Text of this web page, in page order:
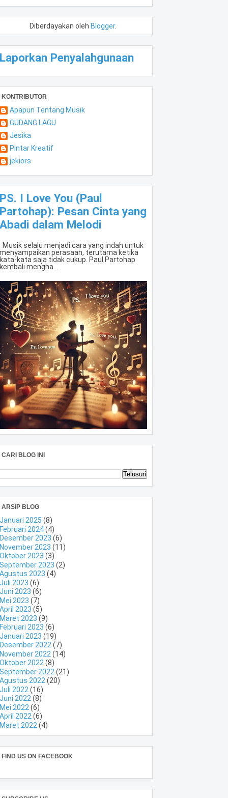
Diberdayakan oleh Blogger.
Penyalahgunaan
KONTRIBUTOR
Apapun Tentang Musik
GUDANG LAGU
Jesika
Pintar Kreatif
jekiors
I Love You (Paul
Pesan Cinta yang
dalam Melodi
selalu menjadi cara yang indah untuk
perasaan, terutama ketika
kata saja tidak cukup. Paul Partohap
mengha...
CARI BLOG INI
ARSIP BLOG
2025 (8)
2024(4)
2023 (6)
2023 (11)
2023 (3)
2023 (2)
2023 (4)
2023 (6)
2023 (6)
2023 (7)
2023 (5)
2023 (9)
2023 (6)
2023 (19)
2022 (7)
2022 (14)
2022 (8)
2022 (21)
2022 (20)
2022 (16)
2022 (8)
2022 (6)
2022 (6)
2022 (4)
FIND US ON FACEBOOK